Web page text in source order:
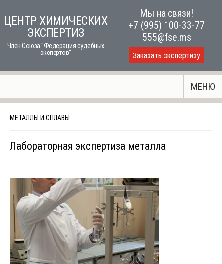
toЦЕНТР ХИМИЧЕСКИХ
ЭКСПЕРТИЗ
Член Союза "Федерация судебных
экспертов"
Мы на связи!
+7 (995) 100-33-77
555@fse.ms
Заказать экспертизу
МЕНЮ
МЕТАЛЛЫ И СПЛАВЫ
Лабораторная экспертиза металла